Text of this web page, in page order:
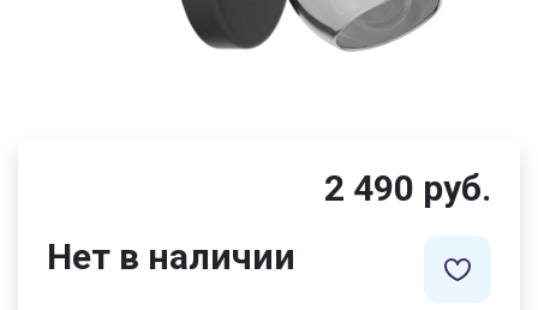
2 490 руб.
Нет в наличии